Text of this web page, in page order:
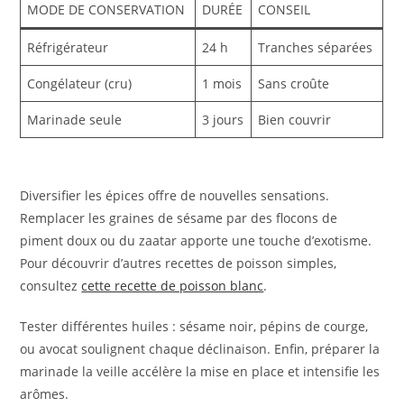
MODE DE CONSERVATION DURÉE CONSEIL
Réfrigérateur 24 h Tranches séparées
Congélateur (cru) 1 mois Sans croûte
Marinade seule 3 jours Bien couvrir
Diversifier les épices offre de nouvelles sensations.
Remplacer les graines de sésame par des flocons de
piment doux ou du zaatar apporte une touche d’exotisme.
Pour découvrir d’autres recettes de poisson simples,
consultezcette recette de poisson blanc.
Tester différentes huiles : sésame noir, pépins de courge,
ou avocat soulignent chaque déclinaison. Enfin, préparer la
marinade la veille accélère la mise en place et intensifie les
arômes.